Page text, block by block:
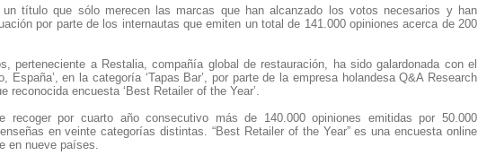
un título que sólo merecen las marcas que han alcanzado los votos necesarios y han
por parte de los internautas que emiten un total de 141.000 opiniones acerca de 200
perteneciente a Restalia, compañía global de restauración, ha sido galardonada con el
España’, en la categoría ‘Tapas Bar’, por parte de la empresa holandesa Q&A Research
reconocida encuesta ‘Best Retailer of the Year’.
recoger por cuarto año consecutivo más de 140.000 opiniones emitidas por 50.000
en veinte categorías distintas. “Best Retailer of the Year” es una encuesta online
en nueve países.